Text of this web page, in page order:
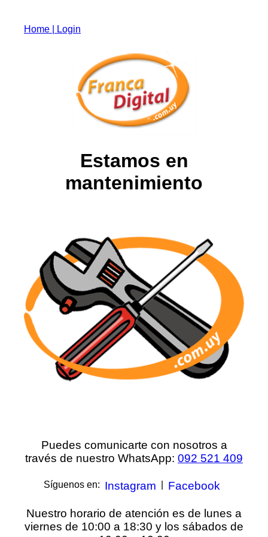
Home | Login
Estamos en
mantenimiento
Puedes comunicarte con nosotros a
través de nuestro WhatsApp: 092 521 409
Síguenos en: Instagram Facebook
Nuestro horario de atención es de lunes a
viernes de 10:00 a 18:30 y los sábados de